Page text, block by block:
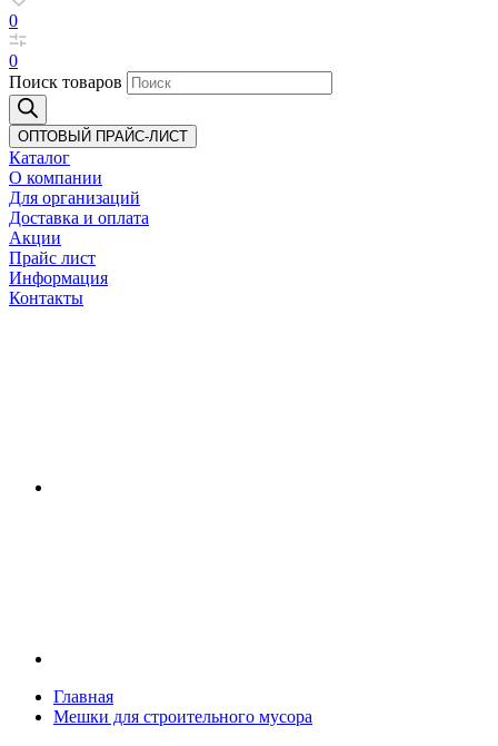
0
0
Поиск товаров
ОПТОВЫЙ ПРАЙС-ЛИСТ
Каталог
О компании
Для организаций
Доставка и оплата
Акции
Прайс лист
Информация
Контакты
Главная
Мешки для строительного мусора